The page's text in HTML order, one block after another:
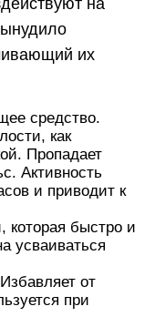
на
их
средство.
как
Пропадает
Активность
и приводит к
которая быстро и
усваиваться
от
при